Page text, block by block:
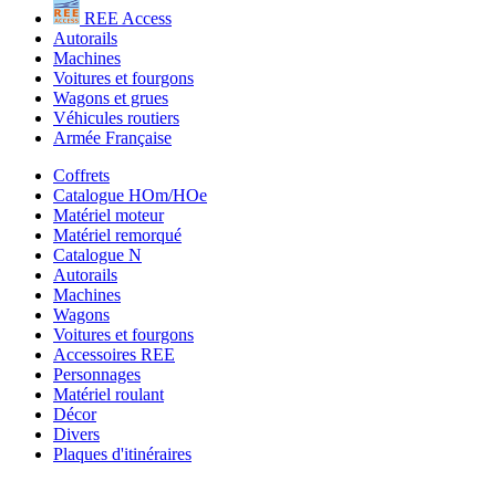
REE Access
Autorails
Machines
Voitures et fourgons
Wagons et grues
Véhicules routiers
Armée Française
Coffrets
Catalogue HOm/HOe
Matériel moteur
Matériel remorqué
Catalogue N
Autorails
Machines
Wagons
Voitures et fourgons
Accessoires REE
Personnages
Matériel roulant
Décor
Divers
Plaques d'itinéraires